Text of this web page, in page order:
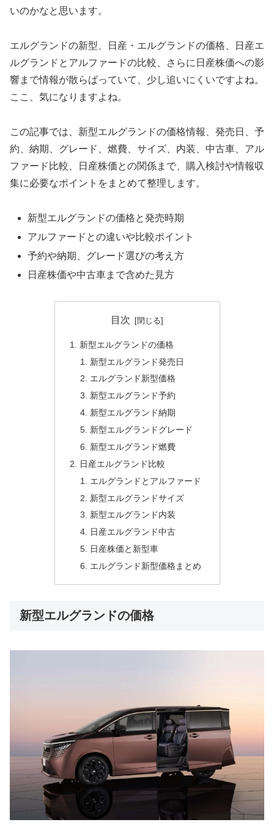
いのかなと思います。
エルグランドの新型、日産・エルグランドの価格、日産エ
ルグランドとアルファードの比較、さらに日産株価への影
響まで情報が散らばっていて、少し追いにくいですよね。
ここ、気になりますよね。
この記事では、新型エルグランドの価格情報、発売日、予
約、納期、グレード、燃費、サイズ、内装、中古車、アル
ファード比較、日産株価との関係まで、購入検討や情報収
集に必要なポイントをまとめて整理します。
新型エルグランドの価格と発売時期
アルファードとの違いや比較ポイント
予約や納期、グレード選びの考え方
日産株価や中古車まで含めた見方
目次
新型エルグランドの価格
新型エルグランド発売日
エルグランド新型価格
新型エルグランド予約
新型エルグランド納期
新型エルグランドグレード
新型エルグランド燃費
日産エルグランド比較
エルグランドとアルファード
新型エルグランドサイズ
新型エルグランド内装
日産エルグランド中古
日産株価と新型車
エルグランド新型価格まとめ
新型エルグランドの価格